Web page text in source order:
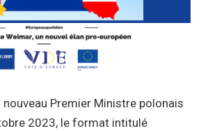
nouveau Premier Ministre polonais
2023, le format intitulé